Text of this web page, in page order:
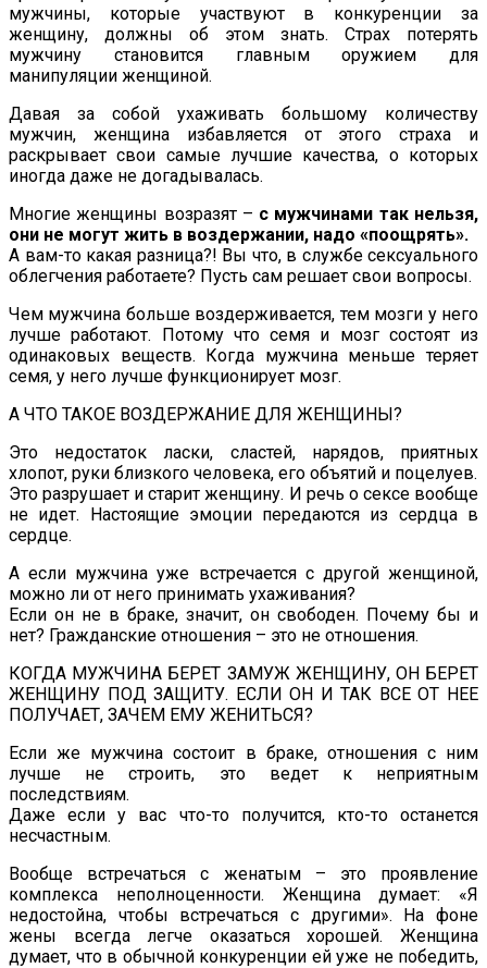
мужчины, которые участвуют в конкуренции за
женщину, должны об этом знать. Страх потерять
мужчину становится главным оружием для
манипуляции женщиной.
Давая за собой ухаживать большому количеству
мужчин, женщина избавляется от этого страха и
раскрывает свои самые лучшие качества, о которых
иногда даже не догадывалась.
Многие женщины возразят – с мужчинами так нельзя,
они не могут жить в воздержании, надо «поощрять».
А вам-то какая разница?! Вы что, в службе сексуального
облегчения работаете? Пусть сам решает свои вопросы.
Чем мужчина больше воздерживается, тем мозги у него
лучше работают. Потому что семя и мозг состоят из
одинаковых веществ. Когда мужчина меньше теряет
семя, у него лучше функционирует мозг.
А ЧТО ТАКОЕ ВОЗДЕРЖАНИЕ ДЛЯ ЖЕНЩИНЫ?
Это недостаток ласки, сластей, нарядов, приятных
хлопот, руки близкого человека, его объятий и поцелуев.
Это разрушает и старит женщину. И речь о сексе вообще
не идет. Настоящие эмоции передаются из сердца в
сердце.
А если мужчина уже встречается с другой женщиной,
можно ли от него принимать ухаживания?
Если он не в браке, значит, он свободен. Почему бы и
нет? Гражданские отношения – это не отношения.
КОГДА МУЖЧИНА БЕРЕТ ЗАМУЖ ЖЕНЩИНУ, ОН БЕРЕТ
ЖЕНЩИНУ ПОД ЗАЩИТУ. ЕСЛИ ОН И ТАК ВСЕ ОТ НЕЕ
ПОЛУЧАЕТ, ЗАЧЕМ ЕМУ ЖЕНИТЬСЯ?
Если же мужчина состоит в браке, отношения с ним
лучше не строить, это ведет к неприятным
последствиям.
Даже если у вас что-то получится, кто-то останется
несчастным.
Вообще встречаться с женатым – это проявление
комплекса неполноценности. Женщина думает: «Я
недостойна, чтобы встречаться с другими». На фоне
жены всегда легче оказаться хорошей. Женщина
думает, что в обычной конкуренции ей уже не победить,